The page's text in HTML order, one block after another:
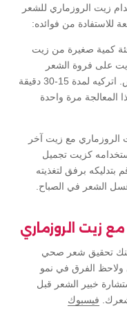
زيت الروزماري للشعر
للاستفادة من فوائده:
كمية صغيرة من زيت
على فروة الشعر
وقسميه جيدًا حتى يغطي كامل فروة الرأس. اتركيه لمدة 15-30 دقيقة
المعالجة مرة واحدة
مع زيت آخر
كزيت تجميل
برفق لتغذيته
الشعر في الصباح.
زيت الروزماري
تحقيق شعر صحي
ولاحظ الفرق في نمو
خبير الشعر قبل
شعرك. فيسبوك